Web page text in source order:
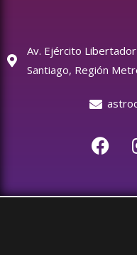
Av. Ejército
Santiago, Región